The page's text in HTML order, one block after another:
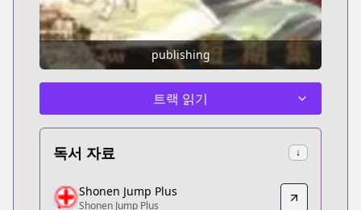
publishing
트랙 읽기
독서 자료 ↓
Shonen Jump Plus
Shonen Jump Plus
Shonen Jump Plus
Shonen Jump Plus